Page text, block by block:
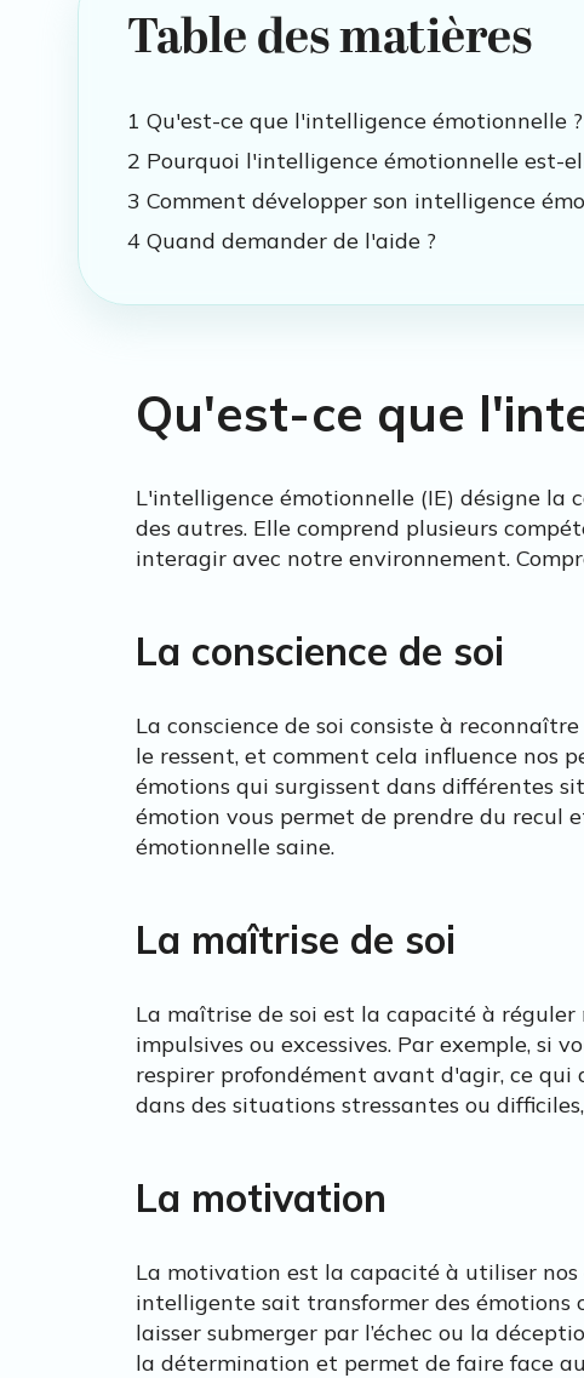
Table des matières
1 Qu'est-ce que l'intelligence émotionnelle ?
2 Pourquoi l'intelligence émotionnelle est-
3 Comment développer son intelligence
4 Quand demander de l'aide ?
Qu'est-ce que
L'intelligence émotionnelle (IE) désigne la
des autres. Elle comprend plusieurs
interagir avec notre environnement.
La conscience de soi
La conscience de soi consiste à
le ressent, et comment cela influence nos
émotions qui surgissent dans différentes
émotion vous permet de prendre du recul
émotionnelle saine.
La maîtrise de soi
La maîtrise de soi est la capacité à
impulsives ou excessives. Par exemple, si
respirer profondément avant d'agir, ce qui
dans des situations stressantes ou
La motivation
La motivation est la capacité à utiliser nos
intelligente sait transformer des émotions
laisser submerger par l’échec ou la
la détermination et permet de faire face